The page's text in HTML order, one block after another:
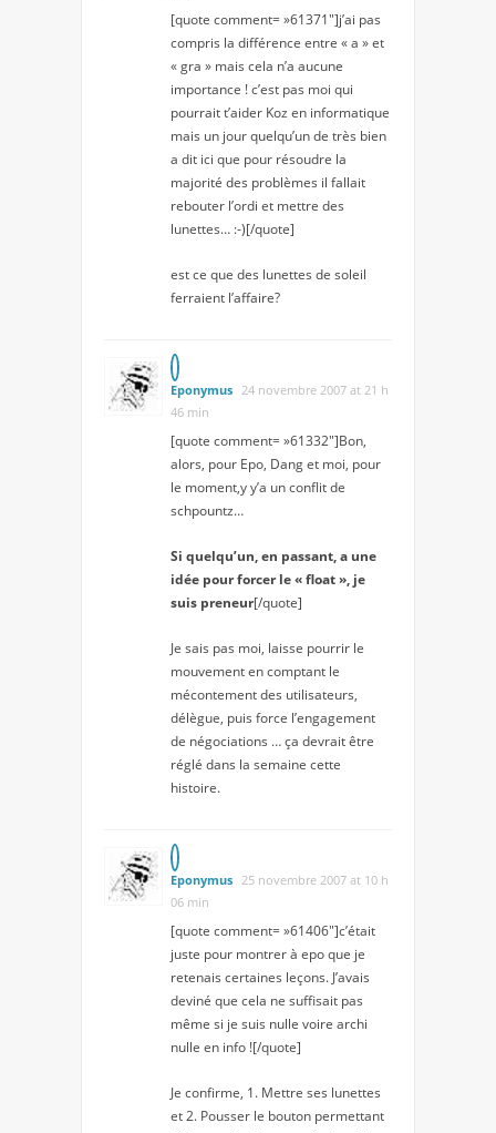
[quote comment= »61371″]j’ai pas
compris la différence entre « a » et
« gra » mais cela n’a aucune
importance ! c’est pas moi qui
pourrait t’aider Koz en informatique
mais un jour quelqu’un de très bien
a dit ici que pour résoudre la
majorité des problèmes il fallait
rebouter l’ordi et mettre des
lunettes… :-)[/quote]
est ce que des lunettes de soleil
ferraient l’affaire?
Eponymus 24 novembre 2007 at 21 h
46 min
[quote comment= »61332″]Bon,
alors, pour Epo, Dang et moi, pour
le moment,y y’a un conflit de
schpountz…
Si quelqu’un, en passant, a une
idée pour forcer le « float », je
suis preneur[/quote]
Je sais pas moi, laisse pourrir le
mouvement en comptant le
mécontement des utilisateurs,
délègue, puis force l’engagement
de négociations … ça devrait être
réglé dans la semaine cette
histoire.
Eponymus 25 novembre 2007 at 10 h
06 min
[quote comment= »61406″]c’était
juste pour montrer à epo que je
retenais certaines leçons. J’avais
deviné que cela ne suffisait pas
même si je suis nulle voire archi
nulle en info ![/quote]
Je confirme, 1. Mettre ses lunettes
et 2. Pousser le bouton permettant